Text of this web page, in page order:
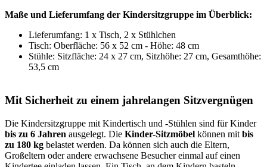
Maße und Lieferumfang der Kindersitzgruppe im Überblick:
Lieferumfang: 1 x Tisch, 2 x Stühlchen
Tisch: Oberfläche: 56 x 52 cm - Höhe: 48 cm
Stühle: Sitzfläche: 24 x 27 cm, Sitzhöhe: 27 cm, Gesamthöhe:
53,5 cm
Mit Sicherheit zu einem jahrelangen Sitzvergnügen
Die Kindersitzgruppe mit Kindertisch und -Stühlen sind für Kinder
bis zu 6 Jahren ausgelegt. Die Kinder-Sitzmöbel können mit bis
zu 180 kg belastet werden. Da können sich auch die Eltern,
Großeltern oder andere erwachsene Besucher einmal auf einen